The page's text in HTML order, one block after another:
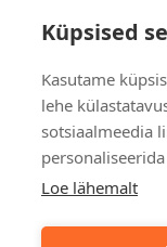
Küpsised
Kasutame
lehe
sotsiaalmeedia
Loe lähemalt
Privaatsuspoliitika
Kontakt
Tulika põik 3, Tallinn
info@kinkston.ee
+372 6989 100
Sotsiaalmeedia